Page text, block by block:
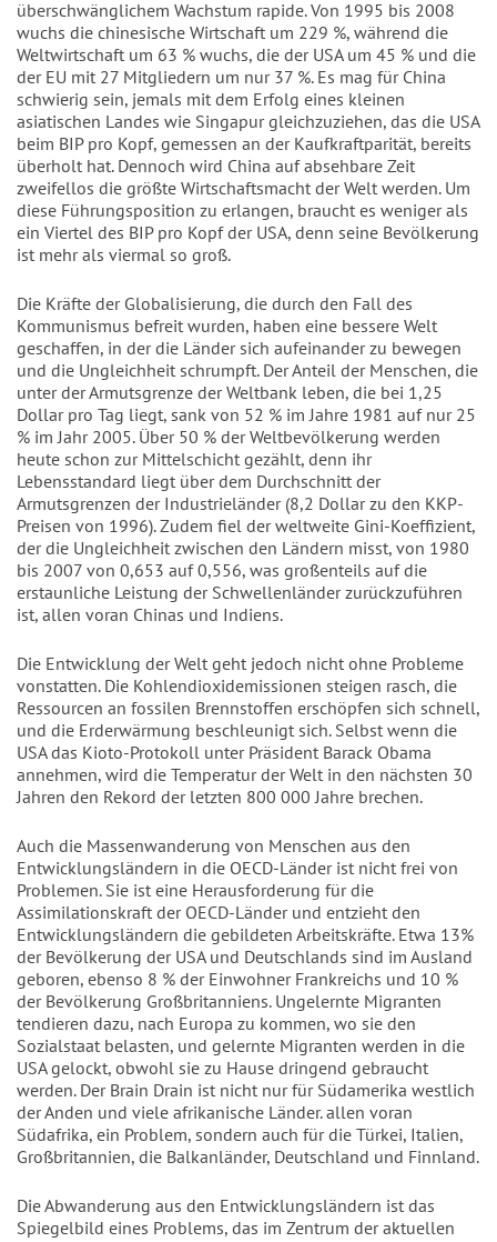
überschwänglichem Wachstum rapide. Von 1995 bis 2008
wuchs die chinesische Wirtschaft um 229 %, während die
Weltwirtschaft um 63 % wuchs, die der USA um 45 % und die
der EU mit 27 Mitgliedern um nur 37 %. Es mag für China
schwierig sein, jemals mit dem Erfolg eines kleinen
asiatischen Landes wie Singapur gleichzuziehen, das die USA
beim BIP pro Kopf, gemessen an der Kaufkraftparität, bereits
überholt hat. Dennoch wird China auf absehbare Zeit
zweifellos die größte Wirtschaftsmacht der Welt werden. Um
diese Führungsposition zu erlangen, braucht es weniger als
ein Viertel des BIP pro Kopf der USA, denn seine Bevölkerung
ist mehr als viermal so groß.
Die Kräfte der Globalisierung, die durch den Fall des
Kommunismus befreit wurden, haben eine bessere Welt
geschaffen, in der die Länder sich aufeinander zu bewegen
und die Ungleichheit schrumpft. Der Anteil der Menschen, die
unter der Armutsgrenze der Weltbank leben, die bei 1,25
Dollar pro Tag liegt, sank von 52 % im Jahre 1981 auf nur 25
% im Jahr 2005. Über 50 % der Weltbevölkerung werden
heute schon zur Mittelschicht gezählt, denn ihr
Lebensstandard liegt über dem Durchschnitt der
Armutsgrenzen der Industrieländer (8,2 Dollar zu den KKP-
Preisen von 1996). Zudem fiel der weltweite Gini-Koeffizient,
der die Ungleichheit zwischen den Ländern misst, von 1980
bis 2007 von 0,653 auf 0,556, was großenteils auf die
erstaunliche Leistung der Schwellenländer zurückzuführen
ist, allen voran Chinas und Indiens.
Die Entwicklung der Welt geht jedoch nicht ohne Probleme
vonstatten. Die Kohlendioxidemissionen steigen rasch, die
Ressourcen an fossilen Brennstoffen erschöpfen sich schnell,
und die Erderwärmung beschleunigt sich. Selbst wenn die
USA das Kioto-Protokoll unter Präsident Barack Obama
annehmen, wird die Temperatur der Welt in den nächsten 30
Jahren den Rekord der letzten 800 000 Jahre brechen.
Auch die Massenwanderung von Menschen aus den
Entwicklungsländern in die OECD-Länder ist nicht frei von
Problemen. Sie ist eine Herausforderung für die
Assimilationskraft der OECD-Länder und entzieht den
Entwicklungsländern die gebildeten Arbeitskräfte. Etwa 13%
der Bevölkerung der USA und Deutschlands sind im Ausland
geboren, ebenso 8 % der Einwohner Frankreichs und 10 %
der Bevölkerung Großbritanniens. Ungelernte Migranten
tendieren dazu, nach Europa zu kommen, wo sie den
Sozialstaat belasten, und gelernte Migranten werden in die
USA gelockt, obwohl sie zu Hause dringend gebraucht
werden. Der Brain Drain ist nicht nur für Südamerika westlich
der Anden und viele afrikanische Länder. allen voran
Südafrika, ein Problem, sondern auch für die Türkei, Italien,
Großbritannien, die Balkanländer, Deutschland und Finnland.
Die Abwanderung aus den Entwicklungsländern ist das
Spiegelbild eines Problems, das im Zentrum der aktuellen